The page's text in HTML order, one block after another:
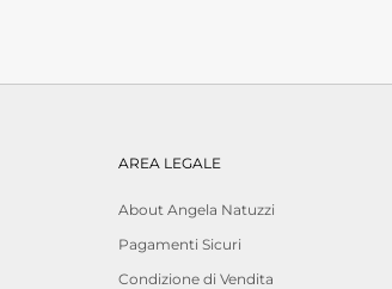
AREA LEGALE
About Angela Natuzzi
Pagamenti Sicuri
Condizione di Vendita